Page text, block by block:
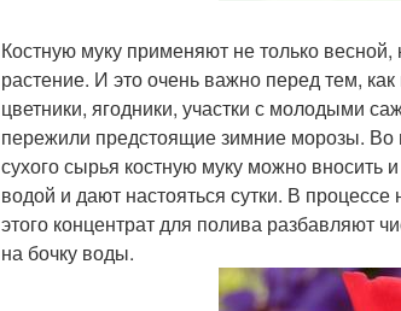
Костную муку применяют не только
растение. И это очень важно перед тем,
цветники, ягодники, участки с молодыми
пережили предстоящие зимние морозы. Во
сухого сырья костную муку можно вносить
водой и дают настояться сутки. В
этого концентрат для полива разбавляют
на бочку воды.